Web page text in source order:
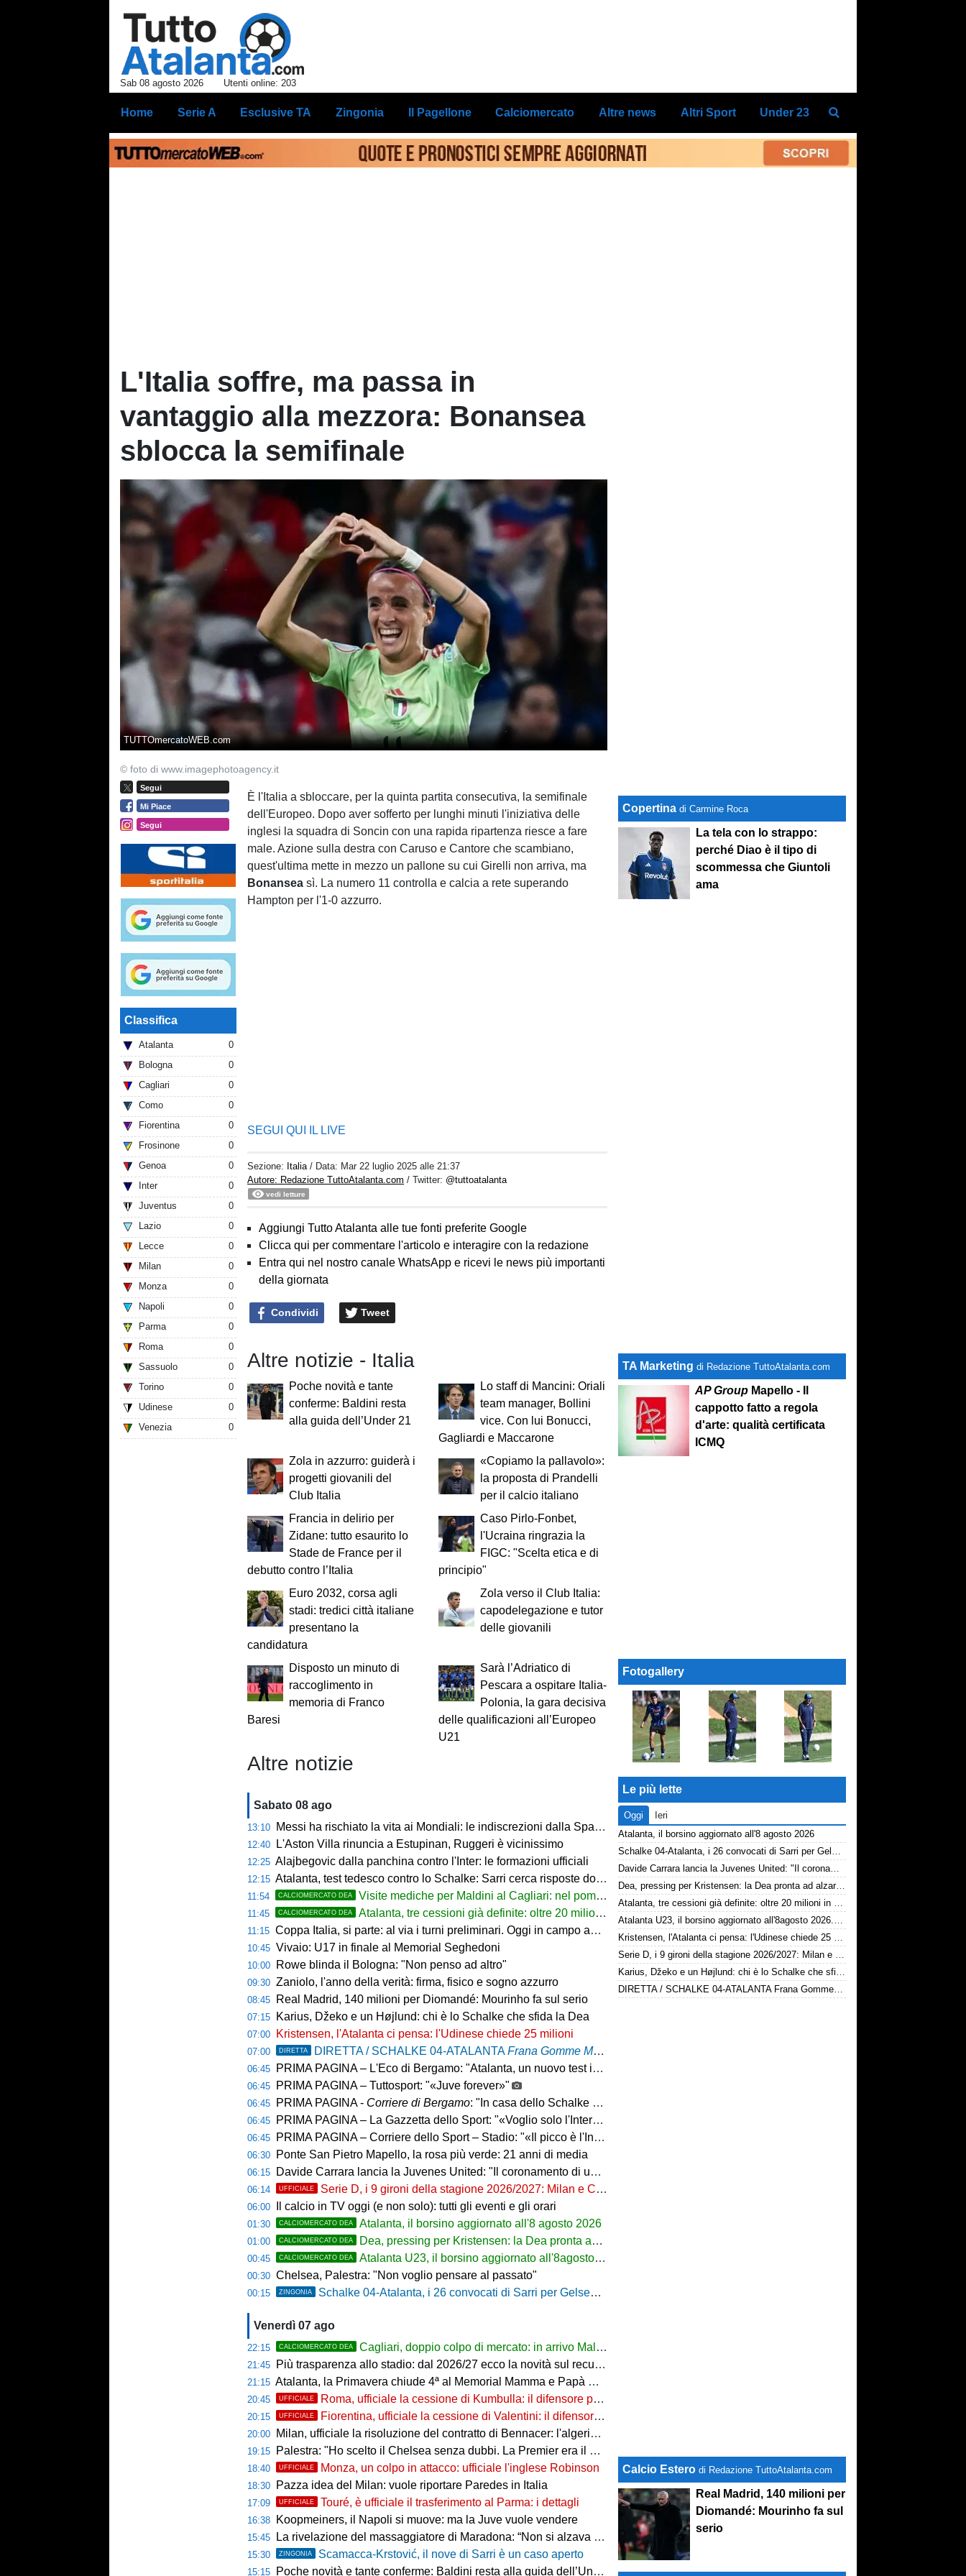
Sab 08 agosto 2026 Utenti online: 203
Home Serie A Esclusive TA Zingonia Il Pagellone Calciomercato Altre news Altri Sport Under 23
L'Italia soffre, ma passa in
vantaggio alla mezzora: Bonansea
sblocca la semifinale
TUTTOmercatoWEB.com
© foto di www.imagephotoagency.it
Segui
Mi Piace
Segui
Classifica
Atalanta
0
Bologna
0
Cagliari
0
Como
0
Fiorentina
0
Frosinone
0
Genoa
0
Inter
0
Juventus
0
Lazio
0
Lecce
0
Milan
0
Monza
0
Napoli
0
Parma
0
Roma
0
Sassuolo
0
Torino
0
Udinese
0
Venezia
0
È l'Italia a sbloccare, per la quinta partita consecutiva, la semifinale
dell'Europeo. Dopo aver sofferto per lunghi minuti l'iniziativa delle
inglesi la squadra di Soncin con una rapida ripartenza riesce a fare
male. Azione sulla destra con Caruso e Cantore che scambiano,
quest'ultima mette in mezzo un pallone su cui Girelli non arriva, ma
Bonanseasì. La numero 11 controlla e calcia a rete superando
Hampton per l'1-0 azzurro.
SEGUI QUI IL LIVE
Sezione: Italia / Data: Mar 22 luglio 2025 alle 21:37
Autore: Redazione TuttoAtalanta.com / Twitter: @tuttoatalanta
vedi letture
Aggiungi Tutto Atalanta alle tue fonti preferite Google
Clicca qui per commentare l'articolo e interagire con la redazione
Entra qui nel nostro canale WhatsApp e ricevi le news più importanti
della giornata
Condividi Tweet
Altre notizie - Italia
Poche novità e tante
conferme: Baldini resta
alla guida dell’Under 21
Lo staff di Mancini: Oriali
team manager, Bollini
vice. Con lui Bonucci,
Gagliardi e Maccarone
Zola in azzurro: guiderà i
progetti giovanili del
Club Italia
«Copiamo la pallavolo»:
la proposta di Prandelli
per il calcio italiano
Francia in delirio per
Zidane: tutto esaurito lo
Stade de France per il
debutto contro l’Italia
Caso Pirlo-Fonbet,
l'Ucraina ringrazia la
FIGC: "Scelta etica e di
principio"
Euro 2032, corsa agli
stadi: tredici città italiane
presentano la
candidatura
Zola verso il Club Italia:
capodelegazione e tutor
delle giovanili
Disposto un minuto di
raccoglimento in
memoria di Franco
Baresi
Sarà l’Adriatico di
Pescara a ospitare Italia-
Polonia, la gara decisiva
delle qualificazioni all’Europeo
U21
Altre notizie
Sabato 08 ago
13:10 Messi ha rischiato la vita ai Mondiali: le indiscrezioni dalla Spagna
12:40 L'Aston Villa rinuncia a Estupinan, Ruggeri è vicinissimo
12:25 Alajbegovic dalla panchina contro l'Inter: le formazioni ufficiali
12:15 Atalanta, test tedesco contro lo Schalke: Sarri cerca risposte dopo il ko con il Feyenoord
11:54 CALCIOMERCATO DEA Visite mediche per Maldini al Cagliari: nel pomeriggio firma e ufficialità
11:45 CALCIOMERCATO DEA Atalanta, tre cessioni già definite: oltre 20 milioni in arrivo. Ora il focus è su Diao
11:15 Coppa Italia, si parte: al via i turni preliminari. Oggi in campo anche Juventus, Inter, Roma, Napoli e le big di Serie A
10:45 Vivaio: U17 in finale al Memorial Seghedoni
10:00 Rowe blinda il Bologna: "Non penso ad altro"
09:30 Zaniolo, l'anno della verità: firma, fisico e sogno azzurro
08:45 Real Madrid, 140 milioni per Diomandé: Mourinho fa sul serio
07:15 Karius, Džeko e un Højlund: chi è lo Schalke che sfida la Dea
07:00 Kristensen, l'Atalanta ci pensa: l'Udinese chiede 25 milioni
07:00 DIRETTA DIRETTA / SCHALKE 04-ATALANTAFrana Gomme Madone
06:45 PRIMA PAGINA – L'Eco di Bergamo: "Atalanta, un nuovo test internazionale oggi in Germania"
06:45 PRIMA PAGINA – Tuttosport: "«Juve forever»"
06:45 PRIMA PAGINA - Corriere di Bergamo: "In casa dello Schalke con CDK e il dubbio Scamacca-Krstovic"
06:45 PRIMA PAGINA – La Gazzetta dello Sport: "«Voglio solo l'Inter»"
06:45 PRIMA PAGINA – Corriere dello Sport – Stadio: "«Il picco è l'Inter»"
06:30 Ponte San Pietro Mapello, la rosa più verde: 21 anni di media
06:15 Davide Carrara lancia la Juvenes United: "Il coronamento di un progetto, nove ragazzi del 2007 in prima squadra"
06:14 UFFICIALE Serie D, i 9 gironi della stagione 2026/2027: Milan e Chievo nel B, le bergamasche...
06:00 Il calcio in TV oggi (e non solo): tutti gli eventi e gli orari
01:30 CALCIOMERCATO DEA Atalanta, il borsino aggiornato all'8 agosto 2026
01:00 CALCIOMERCATO DEA Dea, pressing per Kristensen: la Dea pronta ad alzare l'offerta all'Udinese
00:45 CALCIOMERCATO DEA Atalanta U23, il borsino aggiornato all'8agosto 2026. Cantiere aperto per Beati
00:30 Chelsea, Palestra: "Non voglio pensare al passato"
00:15 ZINGONIA Schalke 04-Atalanta, i 26 convocati di Sarri per Gelsenkirchen
Venerdì 07 ago
22:15 CALCIOMERCATO DEA Cagliari, doppio colpo di mercato: in arrivo Maldini e Kevin Carlos
21:45 Più trasparenza allo stadio: dal 2026/27 ecco la novità sul recupero
21:15 Atalanta, la Primavera chiude 4ª al Memorial Mamma e Papà Cairo
20:45 UFFICIALE Roma, ufficiale la cessione di Kumbulla: il difensore passa al Rayo Vallecano
20:15 UFFICIALE Fiorentina, ufficiale la cessione di Valentini: il difensore passa al Deportivo Alavés
20:00 Milan, ufficiale la risoluzione del contratto di Bennacer: l'algerino saluta dopo sette anni
19:15 Palestra: "Ho scelto il Chelsea senza dubbi. La Premier era il mio sogno"
18:40 UFFICIALE Monza, un colpo in attacco: ufficiale l'inglese Robinson
18:30 Pazza idea del Milan: vuole riportare Paredes in Italia
17:09 UFFICIALE Touré, è ufficiale il trasferimento al Parma: i dettagli
16:38 Koopmeiners, il Napoli si muove: ma la Juve vuole vendere
15:45 La rivelazione del massaggiatore di Maradona: “Non si alzava dal letto, ero preoccupato”
15:30 ZINGONIA Scamacca-Krstović, il nove di Sarri è un caso aperto
15:15 Poche novità e tante conferme: Baldini resta alla guida dell’Under 21
Copertina di Carmine Roca
La tela con lo strappo:
perché Diao è il tipo di
scommessa che Giuntoli
ama
TA Marketing di Redazione TuttoAtalanta.com
AP Group Mapello - Il
cappotto fatto a regola
d'arte: qualità certificata
ICMQ
Fotogallery
Le più lette
Oggi
Ieri
Atalanta, il borsino aggiornato all'8 agosto 2026
Schalke 04-Atalanta, i 26 convocati di Sarri per Gelsenkirchen
Davide Carrara lancia la Juvenes United: "Il coronamento di un progetto, nove ragazzi del 2007 in prima squadra"
Dea, pressing per Kristensen: la Dea pronta ad alzare l'offerta all'Udinese
Atalanta, tre cessioni già definite: oltre 20 milioni in arrivo. Ora il focus è su Diao
Atalanta U23, il borsino aggiornato all'8agosto 2026. Cantiere aperto per Beati
Kristensen, l'Atalanta ci pensa: l'Udinese chiede 25 milioni
Serie D, i 9 gironi della stagione 2026/2027: Milan e Chievo nel B, le bergamasche...
Karius, Džeko e un Højlund: chi è lo Schalke che sfida la Dea
DIRETTA / SCHALKE 04-ATALANTA Frana Gomme Madone, calcio d'inizio ore 17
Calcio Estero di Redazione TuttoAtalanta.com
Real Madrid, 140 milioni per
Diomandé: Mourinho fa sul
serio